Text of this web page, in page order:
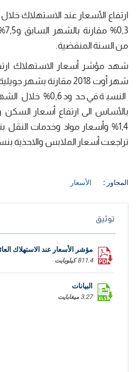
من السنة المنقضية.
النسبة في حدود
بالأساس الى ارتفاع أسعار السكن
تراجعت أسعار الملابس والاحذية بنسبة
المحاور : الأسعار
توثيق
مؤشر الأسعار عند الاستهلاك
811.4 كيلوبايت
البيانات
3.27 ميغابايت